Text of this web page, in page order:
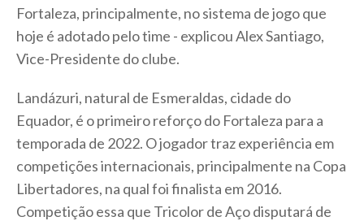
Fortaleza, principalmente, no sistema de jogo que
hoje é adotado pelo time - explicou Alex Santiago,
Vice-Presidente do clube.
Landázuri, natural de Esmeraldas, cidade do
Equador, é o primeiro reforço do Fortaleza para a
temporada de 2022. O jogador traz experiência em
competições internacionais, principalmente na Copa
Libertadores, na qual foi finalista em 2016.
Competição essa que Tricolor de Aço disputará de